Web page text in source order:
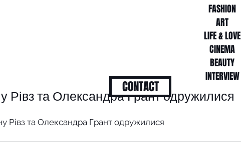
FASHION
ART
LIFE & LOVE
CINEMA
BEAUTY
INTERVIEW
Рівз та Олександра Грант одружилися
Рівз та Олександра Грант одружилися
CONTACT
FASHION
ART
LIFE & LOVE
CINEMA
BEAUTY
INTERVIEW